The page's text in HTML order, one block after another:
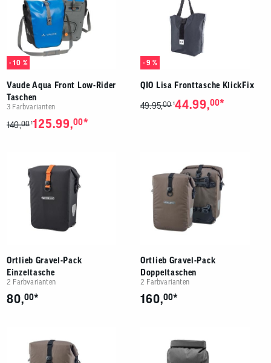
- 10 %
Vaude Aqua Front Low-Rider
Taschen
3 Farbvarianten
140,00 1125.99,00*
- 9 %
QIO Lisa Fronttasche KlickFix
49.95,00 144.99,00*
Ortlieb Gravel-Pack
Einzeltasche
2 Farbvarianten
80,00*
Ortlieb Gravel-Pack
Doppeltaschen
2 Farbvarianten
160,00*